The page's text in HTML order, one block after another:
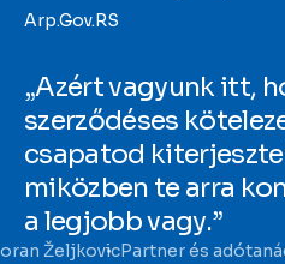
Arp.Gov.RS
„Azért vagyunk itt,
szerződéses
csapatod
miközben te arra
a legjobb vagy.”
ŽeljkovicPartner és